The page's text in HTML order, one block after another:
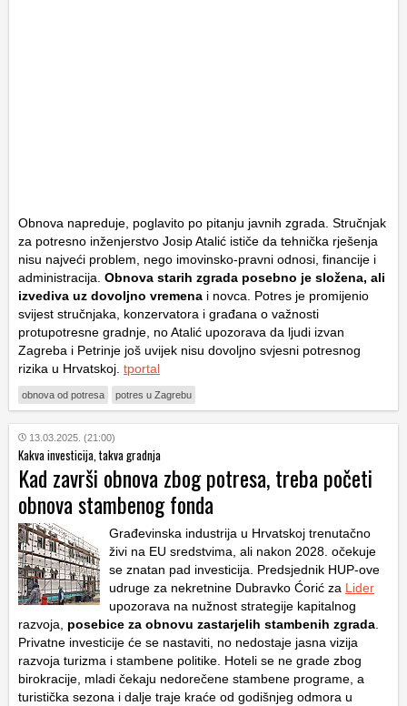
Obnova napreduje, poglavito po pitanju javnih zgrada. Stručnjak
za potresno inženjerstvo Josip Atalić ističe da tehnička rješenja
nisu najveći problem, nego imovinsko-pravni odnosi, financije i
administracija. Obnova starih zgrada posebno je složena, ali
izvediva uz dovoljno vremena i novca. Potres je promijenio
svijest stručnjaka, konzervatora i građana o važnosti
protupotresne gradnje, no Atalić upozorava da ljudi izvan
Zagreba i Petrinje još uvijek nisu dovoljno svjesni potresnog
rizika u Hrvatskoj. tportal
obnova od potresa potres u Zagrebu
13.03.2025. (21:00)
Kakva investicija, takva gradnja
Kad završi obnova zbog potresa, treba početi
obnova stambenog fonda
Građevinska industrija u Hrvatskoj trenutačno
živi na EU sredstvima, ali nakon 2028. očekuje
se znatan pad investicija. Predsjednik HUP-ove
udruge za nekretnine Dubravko Ćorić za Lider
upozorava na nužnost strategije kapitalnog
razvoja,
posebice za obnovu zastarjelih stambenih zgrada
Privatne investicije će se nastaviti, no nedostaje jasna vizija
razvoja turizma i stambene politike. Hoteli se ne grade zbog
birokracije, mladi čekaju nedorečene stambene programe, a
turistička sezona i dalje traje kraće od godišnjeg odmora u